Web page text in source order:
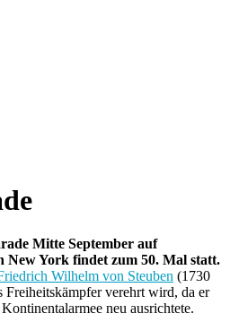
Mitte September auf
New York findet zum 50. Mal statt.
Wilhelm von Steuben (1730
verehrt wird, da er
neu ausrichtete.